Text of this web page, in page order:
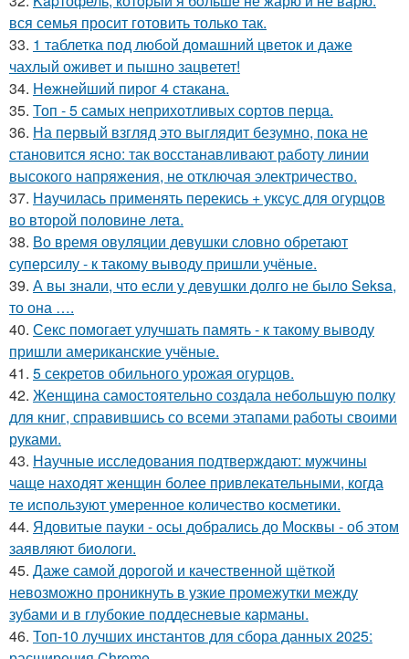
вся семья просит готовить только так.
33. 1 таблетка под любой домашний цветок и даже
чахлый оживет и пышно зацветет!
34. Heжнeйший пирог 4 стакана.
35. Топ - 5 самых неприхотливых сортов перца.
36. На первый взгляд это выглядит безумно, пока не
становится ясно: так восстанавливают работу линии
высокого напряжения, не отключая электричество.
37. Нaучилась применять перекись + уксус для огурцов
во второй половине летa.
38. Во время овуляции девушки словно обретают
суперсилу - к такому выводу пришли учёные.
39. А вы знали, что если у девушки долго не было Seksa,
то она ….
40. Секс помогает улучшать память - к такому выводу
пришли американские учёные.
41. 5 секретов обильного урожая огурцов.
42. Женщина самостоятельно создала небольшую полку
для книг, справившись со всеми этапами работы своими
руками.
43. Научные исследования подтверждают: мужчины
чаще находят женщин более привлекательными, когда
те используют умеренное количество косметики.
44. Ядовитые пауки - осы добрались до Москвы - об этом
заявляют биологи.
45. Даже самой дорогой и качественной щёткой
невозможно проникнуть в узкие промежутки между
зубами и в глубокие поддесневые карманы.
46. Топ-10 лучших инстантов для сбора данных 2025: